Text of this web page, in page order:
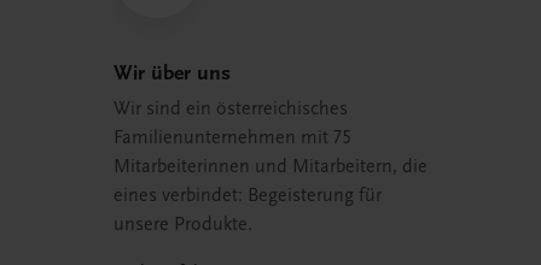
Wir über uns
Wir sind ein österreichisches
Familienunternehmen mit 75
Mitarbeiterinnen und Mitarbeitern, die
eines verbindet: Begeisterung für
unsere Produkte.